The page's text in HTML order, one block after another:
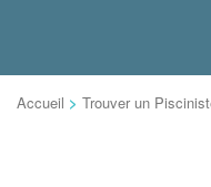
Accueil > Trouver un